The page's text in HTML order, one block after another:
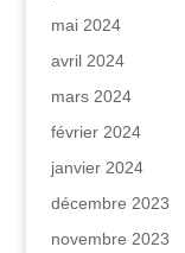
mai 2024
avril 2024
mars 2024
février 2024
janvier 2024
décembre 2023
novembre 2023